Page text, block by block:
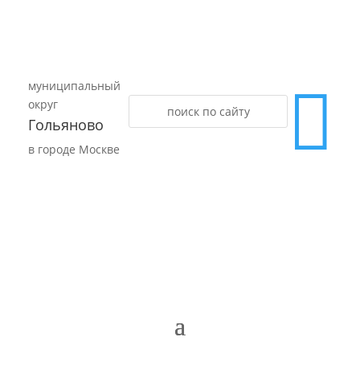
муниципальный
округ
Гольяново
в городе Москве 